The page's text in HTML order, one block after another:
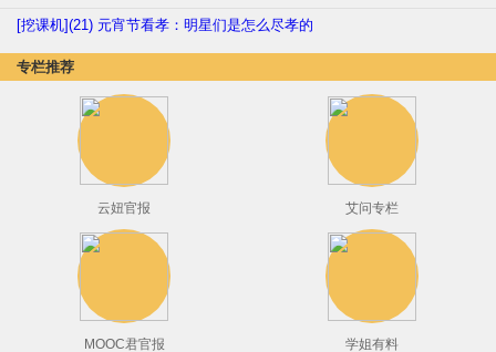
[挖课机](21) 元宵节看孝：明星们是怎么尽孝的
专栏推荐
云妞官报 艾问专栏
MOOC君官报 学姐有料